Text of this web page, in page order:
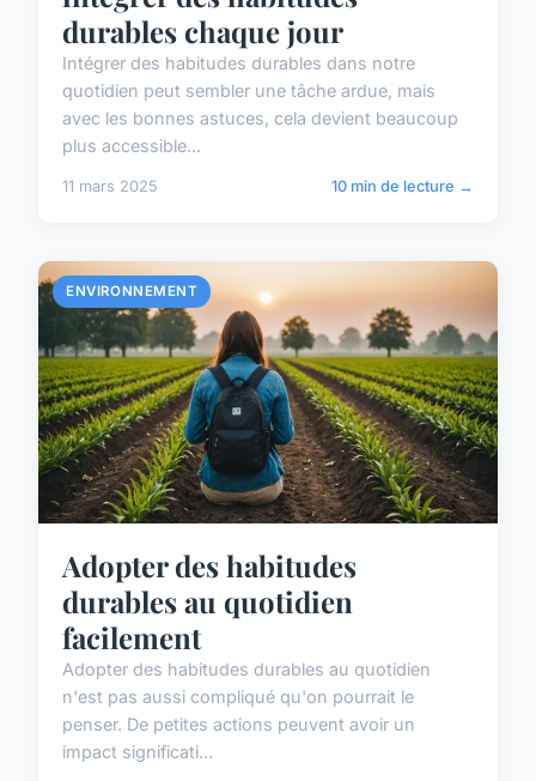
durables chaque jour
Intégrer des habitudes durables dans notre
quotidien peut sembler une tâche ardue, mais
avec les bonnes astuces, cela devient beaucoup
plus accessible...
11 mars 2025 10 min de lecture →
ENVIRONNEMENT
Adopter des habitudes
durables au quotidien
facilement
Adopter des habitudes durables au quotidien
n'est pas aussi compliqué qu'on pourrait le
penser. De petites actions peuvent avoir un
impact significati...